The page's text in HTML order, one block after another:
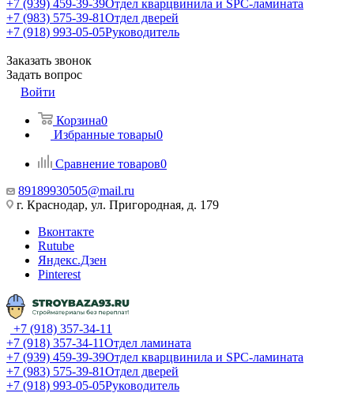
+7 (939) 459-39-39Отдел кварцвинила и SPC-ламината
+7 (983) 575-39-81Отдел дверей
+7 (918) 993-05-05Руководитель
Заказать звонок
Задать вопрос
Войти
Корзина0
Избранные товары0
Сравнение товаров0
89189930505@mail.ru
г. Краснодар, ул. Пригородная, д. 179
Вконтакте
Rutube
Яндекс.Дзен
Pinterest
+7 (918) 357-34-11
+7 (918) 357-34-11Отдел ламината
+7 (939) 459-39-39Отдел кварцвинила и SPC-ламината
+7 (983) 575-39-81Отдел дверей
+7 (918) 993-05-05Руководитель